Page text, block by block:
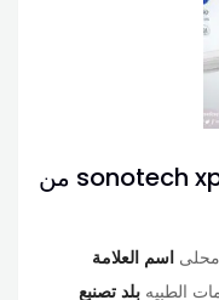
جهاز سماع نبض الجنين sonotech xpress من
محلى اسم العلامة
الطبيه بلد تصنبع